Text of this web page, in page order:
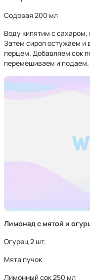
Содовая 200 мл
Воду кипятим с сахаром,
Затем сироп остужаем и
перцем. Добавляем сок
перемешиваем и подаем.
Лимонад с мятой и
Огурец 2 шт.
Мята пучок
Лимонный сок 250 мл